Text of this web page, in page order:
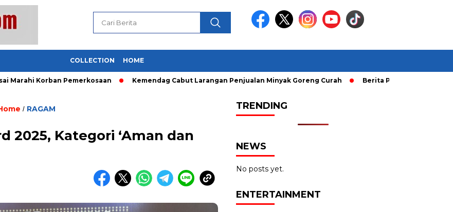
COLLECTION HOME
Korban Pemerkosaan Kemendag Cabut Larangan Penjualan Minyak Goreng Curah Berita Populer: Uji Coba Gage ke
/ RAGAM
2025, Kategori ‘Aman dan
TRENDING
NEWS
No posts yet.
ENTERTAINMENT